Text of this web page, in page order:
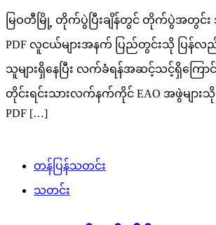
မြဝတီမြို့ တိုက်ပွဲပြီးချိန်တွင် တိုက်ပွဲအတွင်
PDF လူငယ်များအနက် ပြည်တွင်းသို ပြန်
သူများရှိနေပြီး လက်ခံရန်အဆင့်သင့်ရှိကြောင်
တိုင်းရင်းသားလက်နက်ကိုင် EAO အဖွဲများ
PDF […]
တန်ပြန်သတင်း
သတင်း